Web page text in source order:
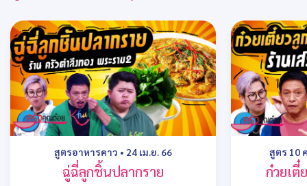
สูตรอาหารคาว • 24 เม.ย. 66
ฉู่ฉี่ลูกชิ้นปลากราย
สูตร 10
ก๋วยเ